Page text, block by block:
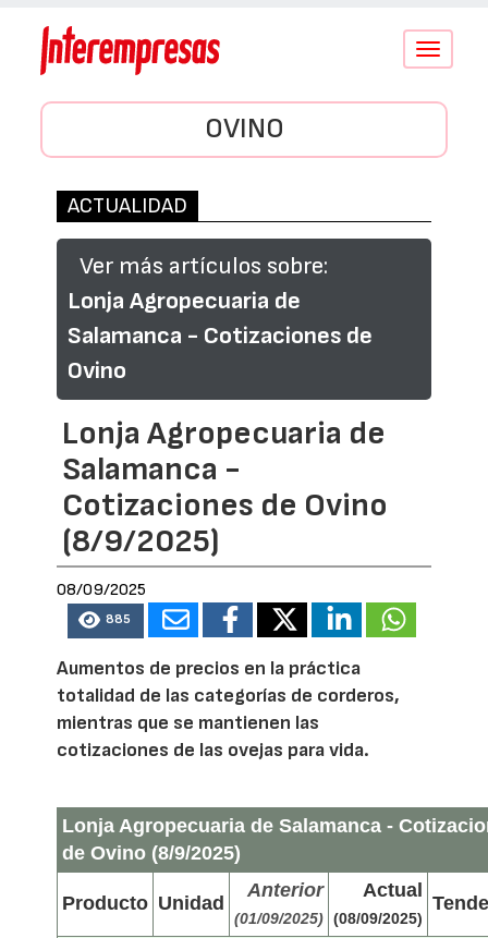
Conmutar
OVINO
ACTUALIDAD
Ver más artículos sobre:
Lonja Agropecuaria de
Salamanca - Cotizaciones de
Ovino
Lonja Agropecuaria de
Salamanca -
Cotizaciones de Ovino
(8/9/2025)
08/09/2025
885
Aumentos de precios en la práctica
totalidad de las categorías de corderos,
mientras que se mantienen las
cotizaciones de las ovejas para vida.
Lonja Agropecuaria de Salamanca -
de Ovino (8/9/2025)
Producto Unidad
Anterior
(01/09/2025)
Actual
(08/09/2025)